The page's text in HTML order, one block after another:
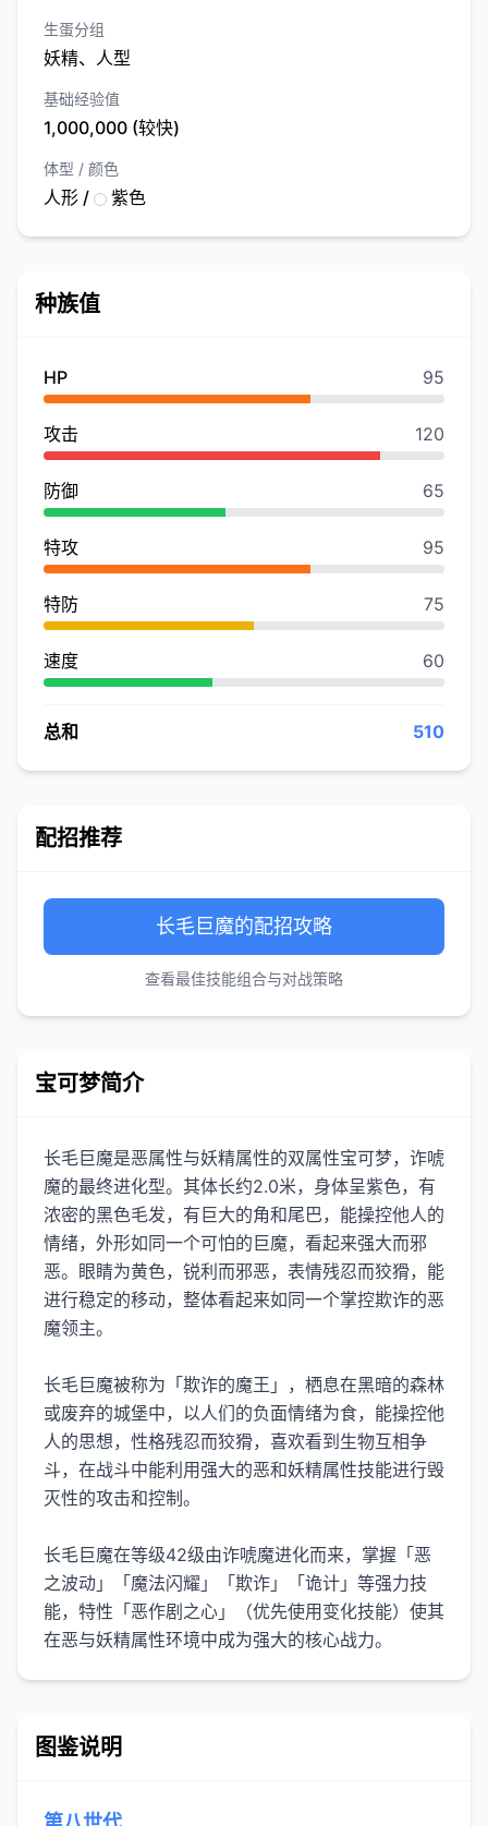
生蛋分组
妖精、人型
基础经验值
1,000,000 (较快)
体型 / 颜色
人形 / 紫色
种族值
HP 95
攻击 120
防御 65
特攻 95
特防 75
速度 60
总和 510
配招推荐
长毛巨魔的配招攻略
查看最佳技能组合与对战策略
宝可梦简介
长毛巨魔是恶属性与妖精属性的双属性宝可梦，诈唬
魔的最终进化型。其体长约2.0米，身体呈紫色，有
浓密的黑色毛发，有巨大的角和尾巴，能操控他人的
情绪，外形如同一个可怕的巨魔，看起来强大而邪
恶。眼睛为黄色，锐利而邪恶，表情残忍而狡猾，能
进行稳定的移动，整体看起来如同一个掌控欺诈的恶
魔领主。
长毛巨魔被称为「欺诈的魔王」，栖息在黑暗的森林
或废弃的城堡中，以人们的负面情绪为食，能操控他
人的思想，性格残忍而狡猾，喜欢看到生物互相争
斗，在战斗中能利用强大的恶和妖精属性技能进行毁
灭性的攻击和控制。
长毛巨魔在等级42级由诈唬魔进化而来，掌握「恶
之波动」「魔法闪耀」「欺诈」「诡计」等强力技
能，特性「恶作剧之心」（优先使用变化技能）使其
在恶与妖精属性环境中成为强大的核心战力。
图鉴说明